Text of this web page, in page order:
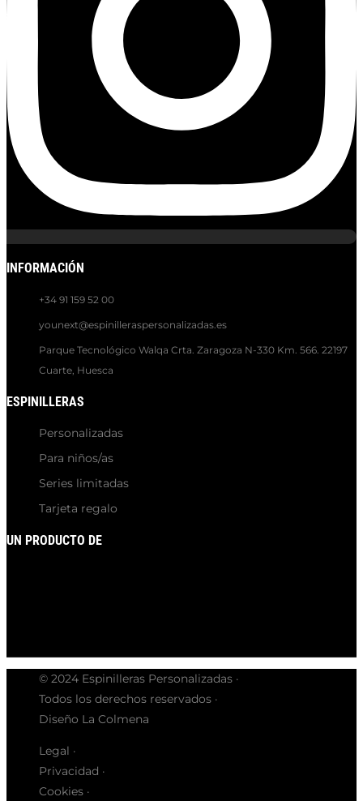
INFORMACIÓN
+34 91 159 52 00
younext@espinilleraspersonalizadas.es
Parque Tecnológico Walqa Crta. Zaragoza N-330 Km. 566. 22197
Cuarte, Huesca
ESPINILLERAS
Personalizadas
Para niños/as
Series limitadas
Tarjeta regalo
UN PRODUCTO DE
© 2024 Espinilleras Personalizadas ·
Todos los derechos reservados ·
Diseño La Colmena
Legal ·
Privacidad ·
Cookies ·